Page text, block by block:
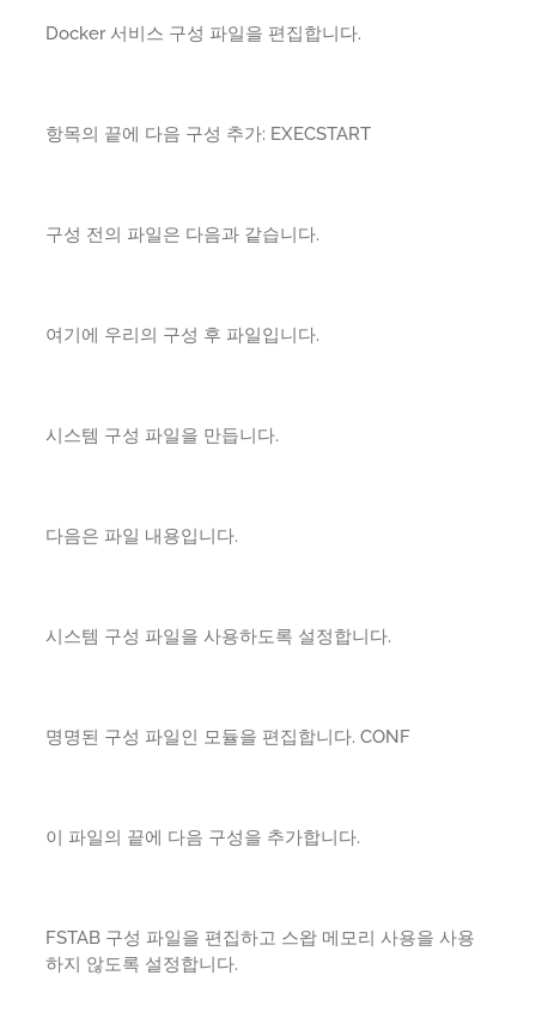
Docker 서비스 구성 파일을 편집합니다.
항목의 끝에 다음 구성 추가: EXECSTART
구성 전의 파일은 다음과 같습니다.
여기에 우리의 구성 후 파일입니다.
시스템 구성 파일을 만듭니다.
다음은 파일 내용입니다.
시스템 구성 파일을 사용하도록 설정합니다.
명명된 구성 파일인 모듈을 편집합니다. CONF
이 파일의 끝에 다음 구성을 추가합니다.
FSTAB 구성 파일을 편집하고 스왑 메모리 사용을 사용
하지 않도록 설정합니다.